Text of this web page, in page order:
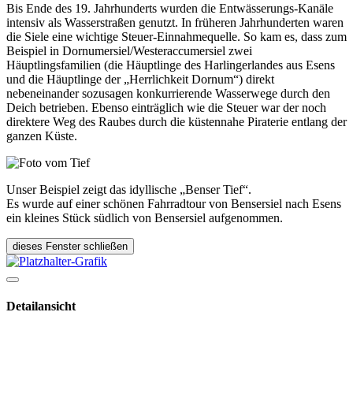
Bis Ende des 19. Jahrhunderts wurden die Entwässerungs-Kanäle
intensiv als Wasserstraßen genutzt. In früheren Jahrhunderten waren
die Siele eine wichtige Steuer-Einnahmequelle. So kam es, dass zum
Beispiel in Dornumersiel/Westeraccumersiel zwei
Häuptlingsfamilien (die Häuptlinge des Harlingerlandes aus Esens
und die Häuptlinge der „Herrlichkeit Dornum“) direkt
nebeneinander sozusagen konkurrierende Wasserwege durch den
Deich betrieben. Ebenso einträglich wie die Steuer war der noch
direktere Weg des Raubes durch die küstennahe Piraterie entlang der
ganzen Küste.
Unser Beispiel zeigt das idyllische „Benser Tief“.
Es wurde auf einer schönen Fahrradtour von Bensersiel nach Esens
ein kleines Stück südlich von Bensersiel aufgenommen.
dieses Fenster schließen
Detailansicht